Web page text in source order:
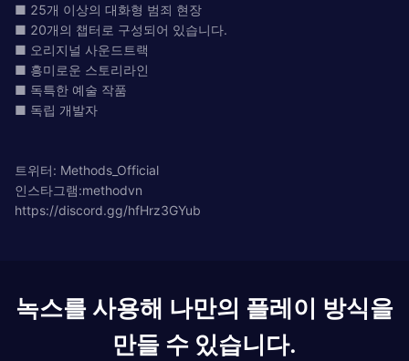
■ 25개 이상의 대화형 범죄 현장
■ 20개의 챕터로 구성되어 있습니다.
■ 오리지널 사운드트랙
■ 흥미로운 스토리라인
■ 독특한 예술 작품
■ 독립 개발자
트위터: Methods_Official
인스타그램:methodvn
https://discord.gg/hfHrz3GYub
녹스를 사용해 나만의 플레이 방식을
만들 수 있습니다.